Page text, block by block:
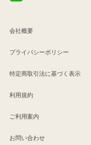
会社概要
プライバシーポリシー
特定商取引法に基づく表示
利用規約
ご利用案内
お問い合わせ